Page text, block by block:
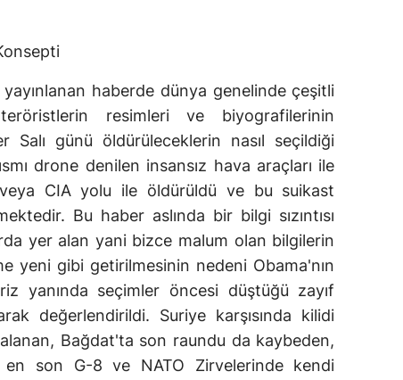
haberde dünya genelinde çeşitli
resimleri ve biyografilerinin
Salı günü öldürüleceklerin nasıl seçildiği
drone denilen insansız hava araçları ile
CIA yolu ile öldürüldü ve bu suikast
Bu haber aslında bir bilgi sızıntısı
yer alan yani bizce malum olan bilgilerin
yeni gibi getirilmesinin nedeni Obama'nın
yanında seçimler öncesi düştüğü zayıf
değerlendirildi. Suriye karşısında kilidi
Bağdat'ta son raundu da kaybeden,
en son G-8 ve NATO Zirvelerinde kendi